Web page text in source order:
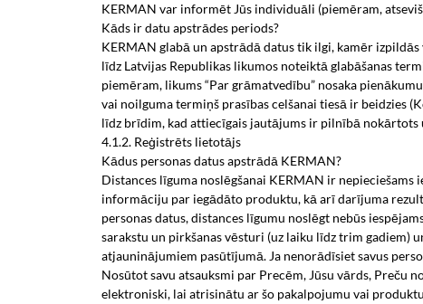
KERMAN var informēt Jūs individuāli (piemēram,
Kāds ir datu apstrādes periods?
KERMAN glabā un apstrādā datus tik ilgi, kamēr
līdz Latvijas Republikas likumos noteiktā glabāšanas
piemēram, likums “Par grāmatvedību” nosaka
vai noilguma termiņš prasības celšanai tiesā ir beidzies
līdz brīdim, kad attiecīgais jautājums ir pilnībā nokārtots
4.1.2. Reģistrēts lietotājs
Kādus personas datus apstrādā KERMAN?
Distances līguma noslēgšanai KERMAN ir
informāciju par iegādāto produktu, kā arī darījuma
personas datus, distances līgumu noslēgt nebūs
sarakstu un pirkšanas vēsturi (uz laiku līdz trim
atjauninājumiem pasūtījumā. Ja nenorādīsiet savus
Nosūtot savu atsauksmi par Precēm, Jūsu vārds, Preču
elektroniski, lai atrisinātu ar šo pakalpojumu vai